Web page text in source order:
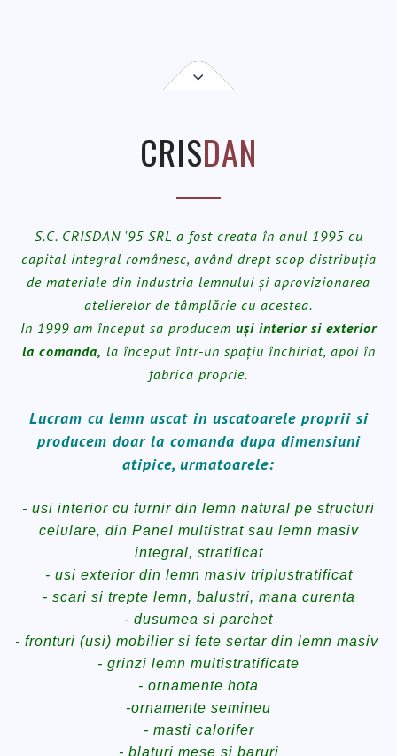
CRISDAN
S.C. CRISDAN '95 SRL a fost creata în anul 1995 cu
capital integral românesc, având drept scop distribuția
de materiale din industria lemnului și aprovizionarea
atelierelor de tâmplărie cu acestea.
In 1999 am început sa producem uși interior si exterior
la comanda, la început într-un spațiu închiriat, apoi în
fabrica proprie.
Lucram cu lemn uscat in uscatoarele proprii si
producem doar la comanda dupa dimensiuni
atipice, urmatoarele:
- usi interior cu furnir din lemn natural pe structuri
celulare, din Panel multistrat sau lemn masiv
integral, stratificat
- usi exterior din lemn masiv triplustratificat
- scari si trepte lemn, balustri, mana curenta
- dusumea si parchet
- fronturi (usi) mobilier si fete sertar din lemn masiv
- grinzi lemn multistratificate
- ornamente hota
-ornamente semineu
- masti calorifer
- blaturi mese si baruri